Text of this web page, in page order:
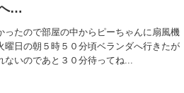
…
たので部屋の中からピーちゃんに扇風機
日の朝５時５０分頃ベランダへ行きたが
いのであと３０分待ってね...